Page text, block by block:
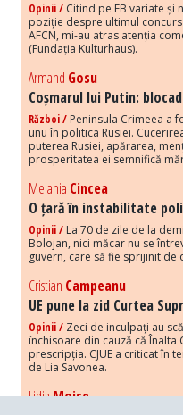
Opinii / Citind pe FB variate și
poziție despre ultimul
AFCN, mi-au atras atenția
(Fundația Kulturhaus).
Armand Gosu
Coșmarul lui Putin:
Război / Peninsula Crimeea a
unu în politica Rusiei.
puterea Rusiei, apărarea,
prosperitatea ei semnifică
Melania Cincea
O țară în instabilitate
Opinii / La 70 de zile de la
Bolojan, nici măcar nu se
guvern, care să fie sprijinit
Cristian Campeanu
UE pune la zid Curtea
Opinii / Zeci de inculpați au
închisoare din cauză că Înalta
prescripția. CJUE a criticat în
de Lia Savonea.
LidiaMoise